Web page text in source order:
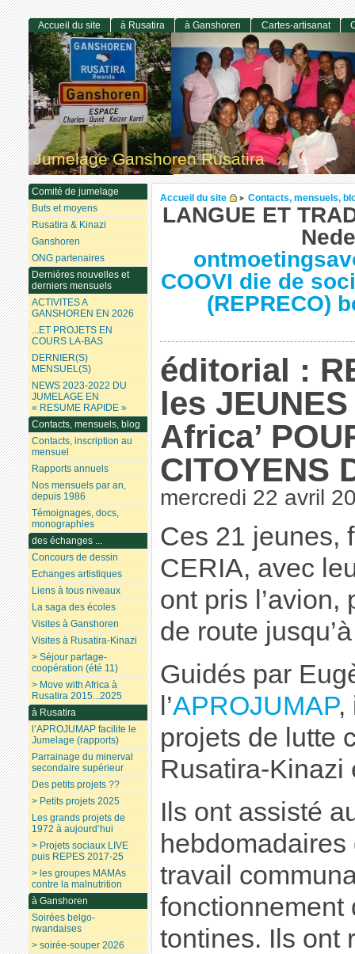
Jumelage Ganshoren Rusatira
Accueil du site > Contacts, mensuels,
LANGUE ET
COOVI die de
(REPRECO)
éditorial :
les
Africa’
CITOYENS
mercredi 22 avril
Ces 21 jeunes,
CERIA, avec
ont pris l’avion,
de route
Guidés par
l’APROJUMAP,
projets de lutte
Rusatira-Kinazi
Ils ont assisté
travail
fonctionnement
tontines. Ils ont
Accueil du site à Rusatira à Ganshoren Cartes-artisanat
Comité de jumelage
Buts et moyens
Rusatira & Kinazi
Ganshoren
ONG partenaires
Dernières nouvelles et
derniers mensuels
ACTIVITES A
GANSHOREN EN 2026
...ET PROJETS EN
COURS LA-BAS
DERNIER(S)
MENSUEL(S)
NEWS 2023-2022 DU
JUMELAGE EN
« RESUME RAPIDE »
Contacts, mensuels, blog
Contacts, inscription au
mensuel
Rapports annuels
Nos mensuels par an,
depuis 1986
Témoignages, docs,
monographies
des échanges ...
Concours de dessin
Echanges artistiques
Liens à tous niveaux
La saga des écoles
Visites à Ganshoren
Visites à Rusatira-Kinazi
> Séjour partage-
coopération (été 11)
> Move with Africa à
Rusatira 2015...2025
à Rusatira
l’APROJUMAP facilite le
Jumelage (rapports)
Parrainage du minerval
secondaire supérieur
Des petits projets ??
> Petits projets 2025
Les grands projets de
1972 à aujourd’hui
> Projets sociaux LIVE
puis REPES 2017-25
> les groupes MAMAs
contre la malnutrition
à Ganshoren
Soirées belgo-
rwandaises
> soirée-souper 2026